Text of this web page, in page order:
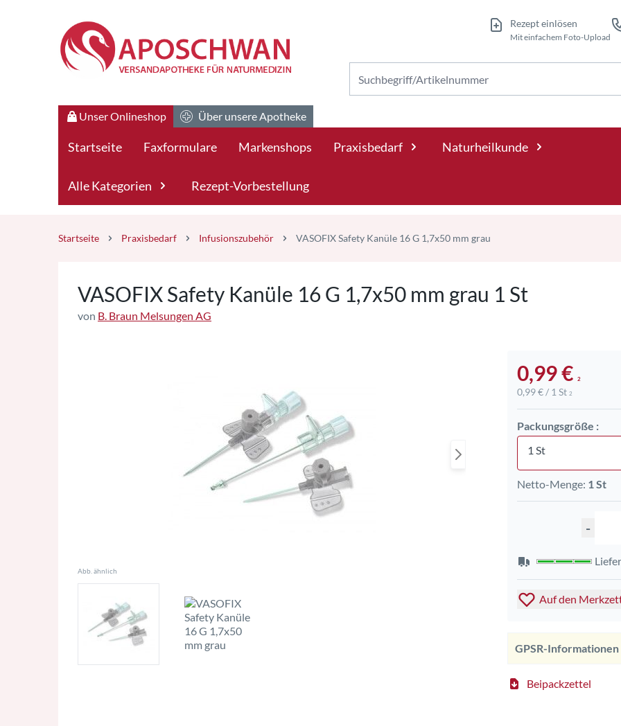
Rezept einlösen
Mit einfachem Foto-Upload
Unser Onlineshop Über unsere Apotheke
Startseite Faxformulare Markenshops Praxisbedarf Naturheilkunde
Alle Kategorien Rezept-Vorbestellung
Startseite Praxisbedarf Infusionszubehör VASOFIX Safety Kanüle 16 G 1,7x50 mm grau
VASOFIX Safety Kanüle 16 G 1,7x50 mm grau 1 St
von B. Braun Melsungen AG
Abb. ähnlich
0,99 € 2
0,99 € / 1 St 2
Packungsgröße :
1 St
Netto-Menge: 1 St
-
Auf den
GPSR-Informationen
Beipackzettel